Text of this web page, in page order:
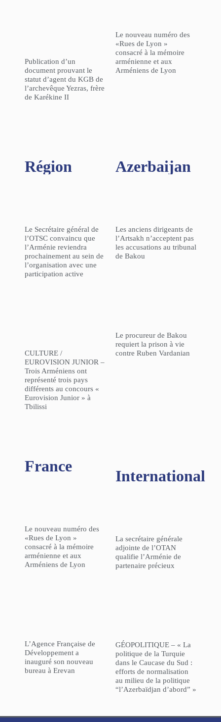
Publication d’un
document prouvant le
statut d’agent du KGB de
l’archevêque Yezras, frère
de Karékine II
Le nouveau numéro des
«Rues de Lyon »
consacré à la mémoire
arménienne et aux
Arméniens de Lyon
Région​
Le Secrétaire général de
l’OTSC convaincu que
l’Arménie reviendra
prochainement au sein de
l’organisation avec une
participation active
CULTURE /
EUROVISION JUNIOR –
Trois Arméniens ont
représenté trois pays
différents au concours «
Eurovision Junior » à
Tbilissi
Azerbaijan
Les anciens dirigeants de
l’Artsakh n’acceptent pas
les accusations au tribunal
de Bakou
Le procureur de Bakou
requiert la prison à vie
contre Ruben Vardanian
France
Le nouveau numéro des
«Rues de Lyon »
consacré à la mémoire
arménienne et aux
Arméniens de Lyon
L’Agence Française de
Développement a
inauguré son nouveau
bureau à Erevan
International
La secrétaire générale
adjointe de l’OTAN
qualifie l’Arménie de
partenaire précieux
GÉOPOLITIQUE – « La
politique de la Turquie
dans le Caucase du Sud :
efforts de normalisation
au milieu de la politique
“l’Azerbaïdjan d’abord” »